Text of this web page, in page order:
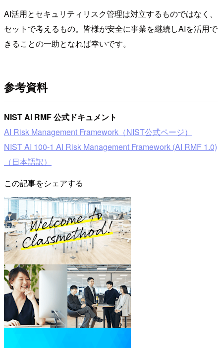
AI活用とセキュリティリスク管理は対立するものではなく、
セットで考えるもの。皆様が安全に事業を継続しAIを活用で
きることの一助となれば幸いです。
参考資料
NIST AI RMF 公式ドキュメント
AI Risk Management Framework（NIST公式ページ）
NIST AI 100-1 AI Risk Management Framework (AI RMF 1.0)
（日本語訳）
この記事をシェアする